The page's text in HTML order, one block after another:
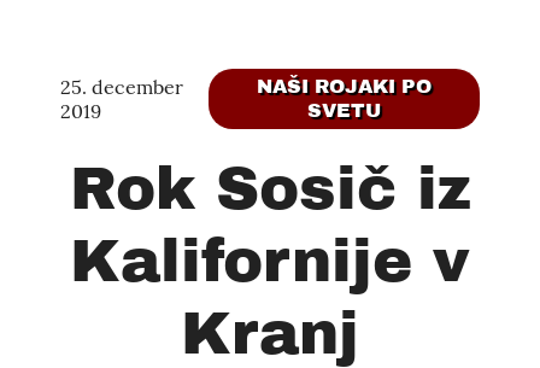
25. december
2019
NAŠI ROJAKI PO
SVETU
Rok Sosič iz
Kalifornije v
Kranj